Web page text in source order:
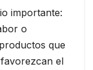
importante:
o
que
el